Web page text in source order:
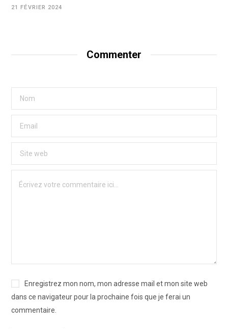
21 FÉVRIER 2024
Commenter
Enregistrez mon nom, mon adresse mail et mon site web
dans ce navigateur pour la prochaine fois que je ferai un
commentaire.